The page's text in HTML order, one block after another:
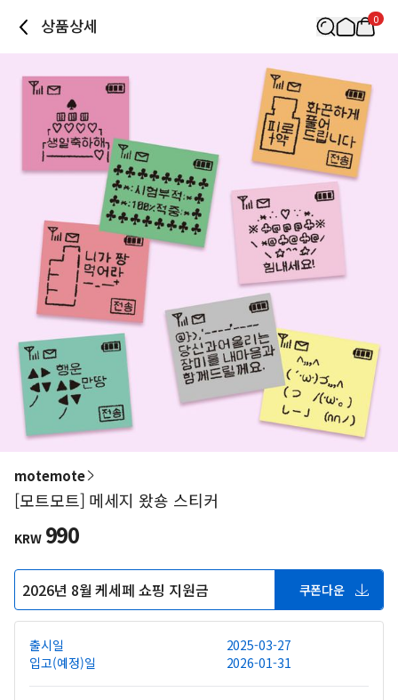
상품상세 0
motemote
[모트모트] 메세지 왔숑 스티커
KRW 990
2026년 8월 케세페 쇼핑 지원금 쿠폰다운
출시일
2025-03-27
입고(예정)일
2026-01-31